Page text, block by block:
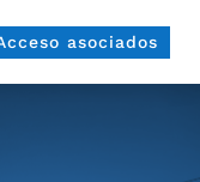
asociados